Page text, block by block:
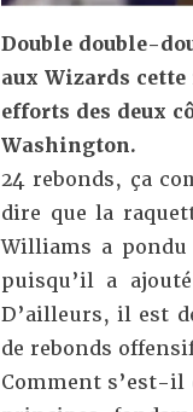
Double double-
aux Wizards
efforts des deux
Washington.
24 rebonds, ça
dire que la
Williams a
puisqu’il a
D’ailleurs, il est
de rebonds
Comment s’est-il